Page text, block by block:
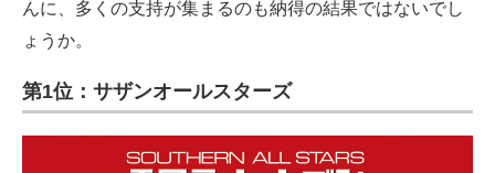
んに、多くの支持が集まるのも納得の結果ではないでし
ょうか。
第1位：サザンオールスターズ